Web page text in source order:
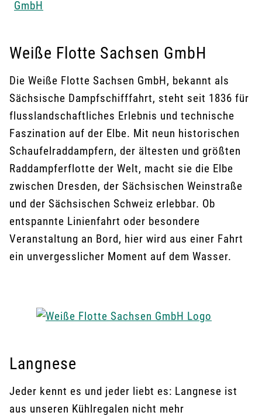
Weiße Flotte Sachsen GmbH
Die Weiße Flotte Sachsen GmbH, bekannt als
Sächsische Dampfschifffahrt, steht seit 1836 für
flusslandschaftliches Erlebnis und technische
Faszination auf der Elbe. Mit neun historischen
Schaufelraddampfern, der ältesten und größten
Raddampferflotte der Welt, macht sie die Elbe
zwischen Dresden, der Sächsischen Weinstraße
und der Sächsischen Schweiz erlebbar. Ob
entspannte Linienfahrt oder besondere
Veranstaltung an Bord, hier wird aus einer Fahrt
ein unvergesslicher Moment auf dem Wasser.
Langnese
Jeder kennt es und jeder liebt es: Langnese ist
aus unseren Kühlregalen nicht mehr